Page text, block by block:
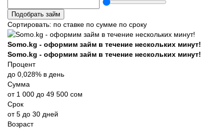
Подобрать займ
Сортировать: по ставке по сумме по сроку
Somo.kg - оформим займ в течение нескольких минут!
Somo.kg - оформим займ в течение нескольких минут!
Процент
до 0,028% в день
Сумма
от 1 000 до 49 500 сом
Срок
от 5 до 30 дней
Возраст